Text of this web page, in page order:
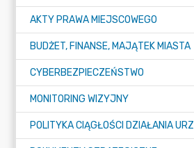
AKTY PRAWA MIEJSCOWEGO
BUDŻET, FINANSE, MAJĄTEK MIASTA
CYBERBEZPIECZEŃSTWO
MONITORING WIZYJNY